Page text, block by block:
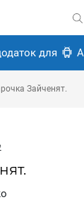
для
Зайченят.